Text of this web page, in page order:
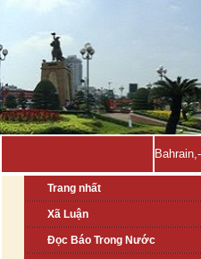
Bahrain,
Trang nhất
Xã Luận
Đọc Báo Trong Nước